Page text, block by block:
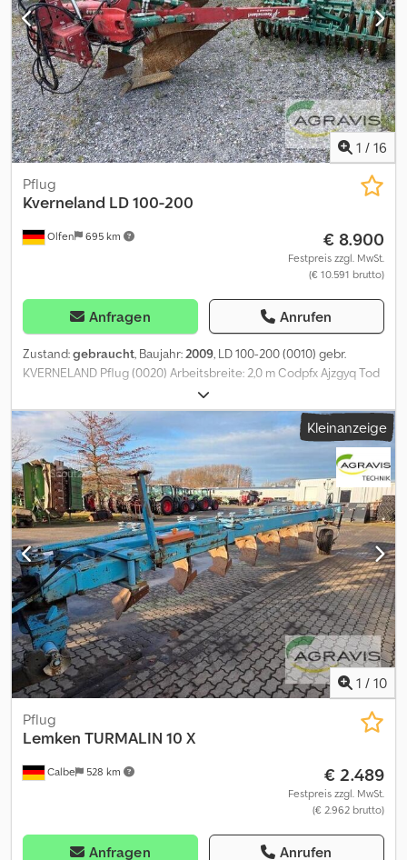
1 / 16
Olfen 695 km
Pflug
Kverneland LD 100-200
€ 8.900
Festpreis zzgl. MwSt.
(€ 10.591 brutto)
Anfragen Anrufen
Zustand:gebraucht, Baujahr:2009, LD 100-200 (0010) gebr.
KVERNELAND Pflug (0020) Arbeitsbreite: 2,0 m Codpfx Ajzgyq Tod
Ioha (0030) Heck-Anbau (0040) Vorschäler (0050) 4 Furchen
(0070) Furchenbreite: 50 cm (0080) Rahmenhöhe: 80 cm (0090)
integrierter Packer
Kleinanzeige
1 / 10
Calbe 528 km
Pflug
Lemken TURMALIN 10 X
€ 2.489
Festpreis zzgl. MwSt.
(€ 2.962 brutto)
Anfragen Anrufen